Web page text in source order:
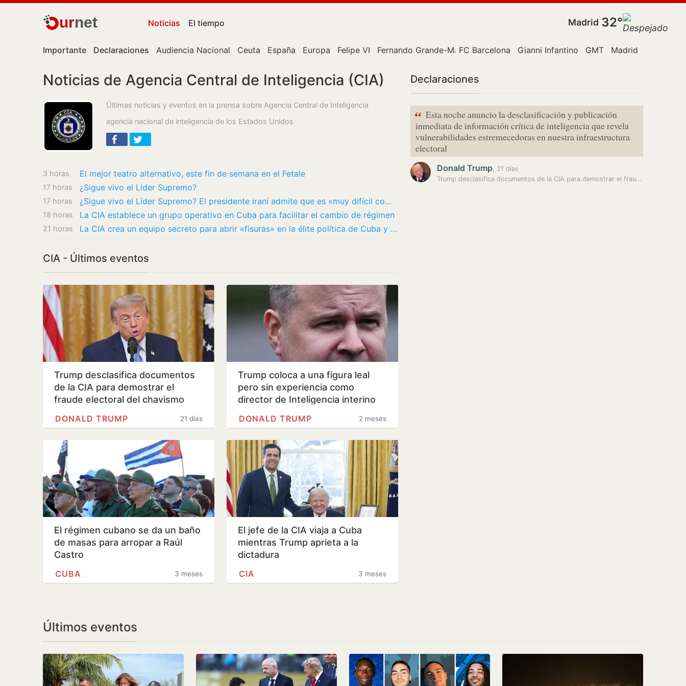
urnet Noticias El tiempo Madrid 32°
Importante Declaraciones Audiencia Nacional Ceuta España Europa Felipe VI Fernando Grande-MarlaskaFC Barcelona Gianni Infantino GMT Madrid
Noticias de Agencia Central de Inteligencia (CIA)
Últimas noticias y eventos en la prensa sobre Agencia Central de Inteligencia
agencia nacional de inteligencia de los Estados Unidos
3 horas El mejor teatro alternativo, este fin de semana en el Fetale
17 horas ¿Sigue vivo el Líder Supremo?
17 horas ¿Sigue vivo el Líder Supremo? El presidente iraní admite que es «muy difícil comunicarse»…
18 horas La CIA establece un grupo operativo en Cuba para facilitar el cambio de régimen
21 horas La CIA crea un equipo secreto para abrir «fisuras» en la élite política de Cuba y empujar…
CIA - Últimos eventos
Trump desclasifica documentos
de la CIA para demostrar el
fraude electoral del chavismo
21 días
DONALD TRUMP
Trump coloca a una figura leal
pero sin experiencia como
director de Inteligencia interino
2 meses
DONALD TRUMP
El régimen cubano se da un baño
de masas para arropar a Raúl
Castro
3 meses
CUBA
El jefe de la CIA viaja a Cuba
mientras Trump aprieta a la
dictadura
3 meses
CIA
Declaraciones
“ Esta noche anuncio la desclasificación y publicación
inmediata de información crítica de inteligencia que revela
vulnerabilidades estremecedoras en nuestra infraestructura
electoral
Donald Trump, 21 días
Trump desclasifica documentos de la CIA para demostrar el fraude…
Últimos eventos